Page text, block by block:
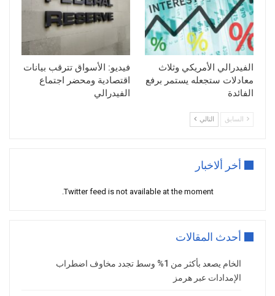
الفيدرالي الأمريكي وثلاث
معادلات ستجعله يستمر برفع
الفائدة
فيديو: الأسواق تترقب بيانات
اقتصادية ومحضر اجتماع
الفيدرالي
السابق التالي
أخر ألاخبار
Twitter feed is not available at the moment.
أحدث المقالات
الخام يصعد بأكثر من 1% وسط تجدد مخاوف اضطراب
الإمدادات عبر هرمز